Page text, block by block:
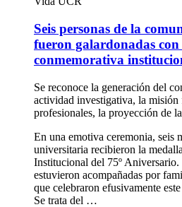
Seis personas de la
fueron galardonadas
conmemorativa
Se reconoce la generación del
actividad investigativa, la misión
profesionales, la proyección de
En una emotiva ceremonia, seis
universitaria recibieron la
Institucional del 75º Aniversario.
estuvieron acompañadas por
que celebraron efusivamente
Se trata del …